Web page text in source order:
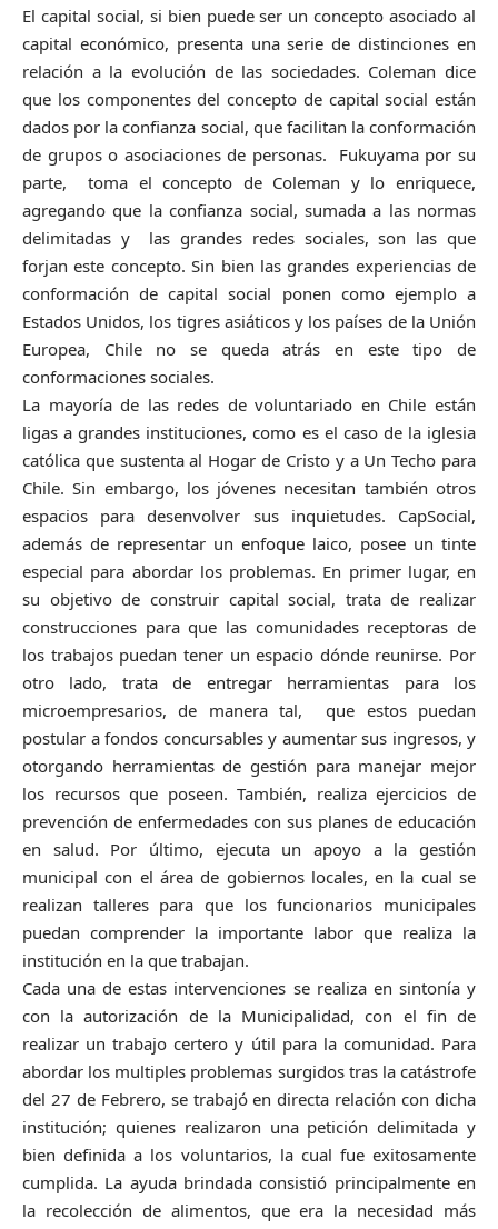
El capital social, si bien puede ser un concepto asociado al
capital económico, presenta una serie de distinciones en
relación a la evolución de las sociedades. Coleman dice
que los componentes del concepto de capital social están
dados por la confianza social, que facilitan la conformación
de grupos o asociaciones de personas. Fukuyama por su
parte, toma el concepto de Coleman y lo enriquece,
agregando que la confianza social, sumada a las normas
delimitadas y las grandes redes sociales, son las que
forjan este concepto. Sin bien las grandes experiencias de
conformación de capital social ponen como ejemplo a
Estados Unidos, los tigres asiáticos y los países de la Unión
Europea, Chile no se queda atrás en este tipo de
conformaciones sociales.
La mayoría de las redes de voluntariado en Chile están
ligas a grandes instituciones, como es el caso de la iglesia
católica que sustenta al Hogar de Cristo y a Un Techo para
Chile. Sin embargo, los jóvenes necesitan también otros
espacios para desenvolver sus inquietudes. CapSocial,
además de representar un enfoque laico, posee un tinte
especial para abordar los problemas. En primer lugar, en
su objetivo de construir capital social, trata de realizar
construcciones para que las comunidades receptoras de
los trabajos puedan tener un espacio dónde reunirse. Por
otro lado, trata de entregar herramientas para los
microempresarios, de manera tal, que estos puedan
postular a fondos concursables y aumentar sus ingresos, y
otorgando herramientas de gestión para manejar mejor
los recursos que poseen. También, realiza ejercicios de
prevención de enfermedades con sus planes de educación
en salud. Por último, ejecuta un apoyo a la gestión
municipal con el área de gobiernos locales, en la cual se
realizan talleres para que los funcionarios municipales
puedan comprender la importante labor que realiza la
institución en la que trabajan.
Cada una de estas intervenciones se realiza en sintonía y
con la autorización de la Municipalidad, con el fin de
realizar un trabajo certero y útil para la comunidad. Para
abordar los multiples problemas surgidos tras la catástrofe
del 27 de Febrero, se trabajó en directa relación con dicha
institución; quienes realizaron una petición delimitada y
bien definida a los voluntarios, la cual fue exitosamente
cumplida. La ayuda brindada consistió principalmente en
la recolección de alimentos, que era la necesidad más